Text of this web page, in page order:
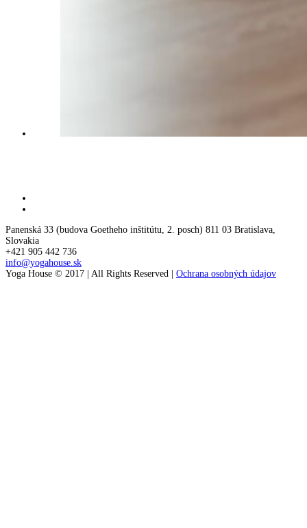
Panenská 33 (budova Goetheho inštitútu, 2. posch) 811 03 Bratislava,
Slovakia
+421 905 442 736
info@yogahouse.sk
Yoga House © 2017 | All Rights Reserved | Ochrana osobných údajov